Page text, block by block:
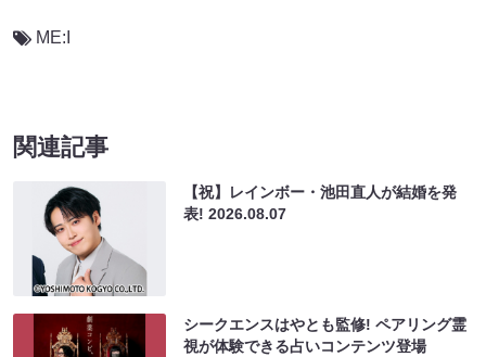
ME:I
関連記事
【祝】レインボー・池田直人が結婚を発
表!2026.08.07
シークエンスはやとも監修! ペアリング霊
視が体験できる占いコンテンツ登場